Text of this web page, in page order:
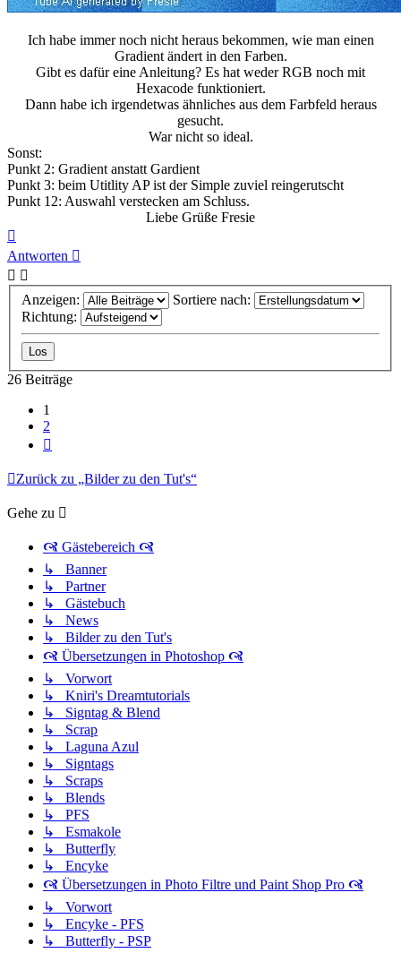
Ich habe immer noch nicht heraus bekommen, wie man einen
Gradient ändert in den Farben.
Gibt es dafür eine Anleitung? Es hat weder RGB noch mit
Hexacode funktioniert.
Dann habe ich irgendetwas ähnliches aus dem Farbfeld heraus
gesucht.
War nicht so ideal.
Sonst:
Punkt 2: Gradient anstatt Gardient
Punkt 3: beim Utitlity AP ist der Simple zuviel reingerutscht
Punkt 12: Auswahl verstecken am Schluss.
Liebe Grüße Fresie
oben
Antworten
Anzeigen:
Sortiere nach:
Richtung:
26 Beiträge
1
2
Zurück zu „Bilder zu den Tut's“
Gehe zu
🙧 Gästebereich 🙧
↳ Banner
↳ Partner
↳ Gästebuch
↳ News
↳ Bilder zu den Tut's
🙧 Übersetzungen in Photoshop 🙧
↳ Vorwort
↳ Kniri's Dreamtutorials
↳ Signtag & Blend
↳ Scrap
↳ Laguna Azul
↳ Signtags
↳ Scraps
↳ Blends
↳ PFS
↳ Esmakole
↳ Butterfly
↳ Encyke
🙧 Übersetzungen in Photo Filtre und Paint Shop Pro 🙧
↳ Vorwort
↳ Encyke - PFS
↳ Butterfly - PSP